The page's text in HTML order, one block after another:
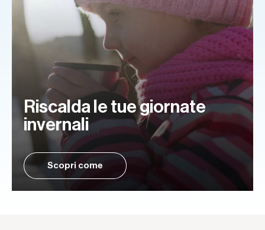
Riscalda le tue giornate
invernali
Scopri come